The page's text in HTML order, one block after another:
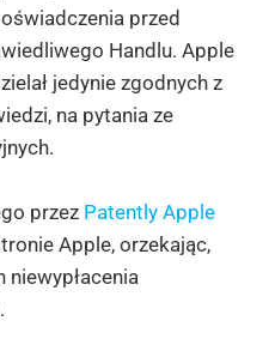
przed
Handlu. Apple
jedynie zgodnych z
na pytania ze
przez Patently Apple
Apple, orzekając,
niewypłacenia